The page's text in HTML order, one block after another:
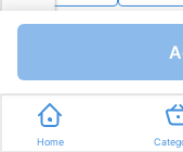
I.V.A Bs.32,43
Mililitros a Bs.1,07
Express en 35min
Home